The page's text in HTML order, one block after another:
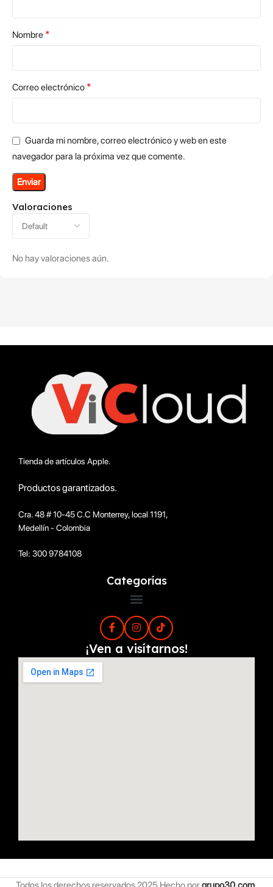
Valoraciones
No hay valoraciones aún.
Nombre *
Correo electrónico *
Guarda mi nombre, correo electrónico y web en este
navegador para la próxima vez que comente.
Tienda de artículos Apple.
Productos garantizados.
Cra. 48 # 10-45 C.C Monterrey, local 1191,
Medellín - Colombia
Tel: 300 9784108
Categorías
¡Ven a visítarnos!